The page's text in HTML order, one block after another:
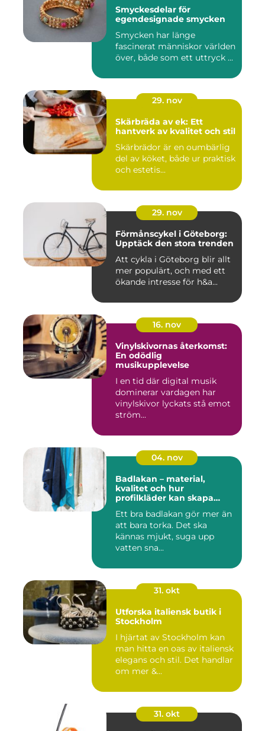
Smyckesdelar för
egendesignade smycken
Smycken har länge
fascinerat människor världen
över, både som ett uttryck ...
29. nov
Skärbräda av ek: Ett
hantverk av kvalitet och stil
Skärbrädor är en oumbärlig
del av köket, både ur praktisk
och estetis...
29. nov
Förmånscykel i Göteborg:
Upptäck den stora trenden
Att cykla i Göteborg blir allt
mer populärt, och med ett
ökande intresse för h&a...
16. nov
Vinylskivornas återkomst:
En odödlig
musikupplevelse
I en tid där digital musik
dominerar vardagen har
vinylskivor lyckats stå emot
ström...
04. nov
Badlakan – material,
kvalitet och hur
profilkläder kan skapa
Ett bra badlakan gör mer än
att bara torka. Det ska
kännas mjukt, suga upp
vatten sna...
31. okt
Utforska italiensk butik i
Stockholm
I hjärtat av Stockholm kan
man hitta en oas av italiensk
elegans och stil. Det handlar
om mer &...
31. okt